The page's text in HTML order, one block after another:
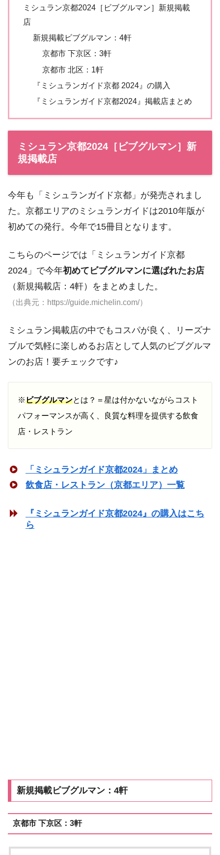
ミシュラン京都2024［ビブグルマン］新規掲載
店
新規掲載ビブグルマン：4軒
京都市 下京区：3軒
京都市 北区：1軒
『ミシュランガイド京都 2024』の購入
『ミシュランガイド京都2024』掲載店まとめ
ミシュラン京都2024［ビブグルマン］新
規掲載店
今年も「ミシュランガイド京都」が発売されまし
た。京都エリアのミシュランガイドは2010年版が
初めての発行。今年で15冊目となります。
こちらのページでは「ミシュランガイド京都
2024」で今年初めてビブグルマンに選ばれたお店
（新規掲載店：4軒）をまとめました。
（出典元：https://guide.michelin.com/）
ミシュラン掲載店の中でもコスパが良く、リーズナ
ブルで気軽に楽しめるお店として人気のビブグルマ
ンのお店！要チェックです♪
※ビブグルマンとは？＝星は付かないながらコスト
パフォーマンスが高く、良質な料理を提供する飲食
店・レストラン
「ミシュランガイド京都2024」まとめ
飲食店・レストラン（京都エリア）一覧
『ミシュランガイド京都2024』の購入はこち
ら
新規掲載ビブグルマン：4軒
京都市 下京区：3軒